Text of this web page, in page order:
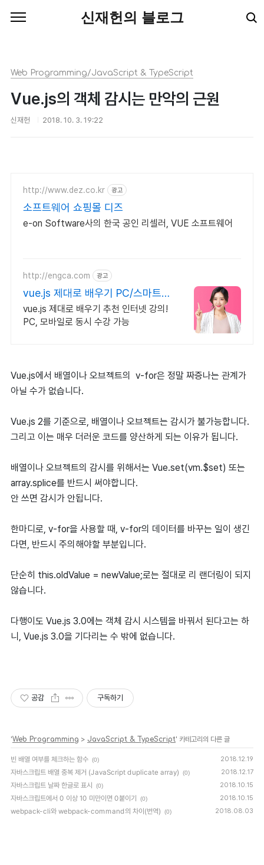
신재헌의 블로그
Web Programming/JavaScript & TypeScript
Vue.js의 객체 감시는 만악의 근원
신재헌 2018. 10. 3. 19:22
http://www.dez.co.kr 광고
소프트웨어 쇼핑몰 디즈
e-on Software사의 한국 공인 리셀러, VUE 소프트웨어
http://engca.com 광고
vue.js 제대로 배우기 PC/스마트
폰 동영상강의
vue.js 제대로 배우기 추천 인터넷 강의!
PC, 모바일로 동시 수강 가능
Vue.js에서 배열이나 오브젝트의 v-for은 정말 짜증나는 관계가
아닐 수가 없습니다.
Vue.js 2를 기준으로, 배열이나 오브젝트는 감시가 불가능합니다.
그리고 이는 매우 더러운 코드를 양산하게 되는 이유가 됩니다.
배열이나 오브젝트의 감시를 위해서는 Vue.set(vm.$set) 또는
array.splice를 반드시 써야합니다.
안 쓰면 감시가 안됩니다.
한마디로, v-for을 사용할 때, v-for의 데이터를 바꾸는 일이 생긴
다면, 반드시 주의해야할 부분입니다.
단순히 this.oldValue = newValue;로는 절대로 리 랜더링이 되지
않습니다.
다행이도 Vue.js 3.0에는 객체 감시 시스템을 바꿔서 된다고는 하
니, Vue.js 3.0을 기다리는 수 밖에 없습니다.
공감 구독하기
'Web Programming > JavaScript & TypeScript' 카테고리의 다른 글
빈 배열 여부를 체크하는 함수 (0) 2018.12.19
자바스크립트 배열 중복 제거 (JavaScript duplicate array) (0) 2018.12.17
자바스크립트 날짜 한글로 표시 (0) 2018.10.15
자바스크립트에서 0 이상 10 미만이면 0붙이기 (0) 2018.10.15
webpack-cli와 webpack-command의 차이(번역) (0) 2018.08.03